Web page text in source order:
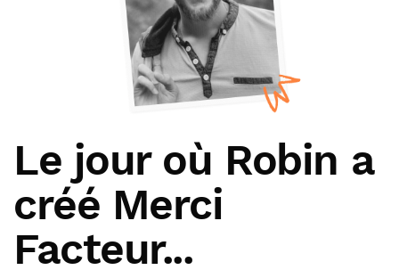
Le jour où Robin a
créé Merci
Facteur...